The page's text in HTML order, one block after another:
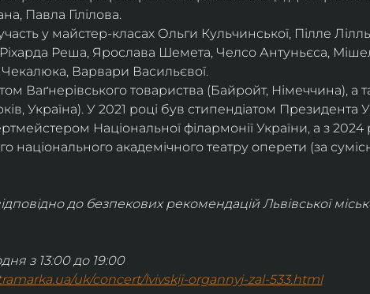
Павла Гілілова.
у майстер-класах Ольги Кульчинської, Пілле
Ріхарда Реша, Ярослава Шемета, Челсо Антуньєса,
Варвари Васильєвої.
Ваґнерівського товариства (Байройт, Німеччина), а
Україна). У 2021 році був стипендіатом Президента
Національної філармонії України, а з 2024
національного академічного театру оперети (за
до безпекових рекомендацій Львівської
з 13:00 до 19:00
uk/concert/lvivskij-organnyj-zal-533.html